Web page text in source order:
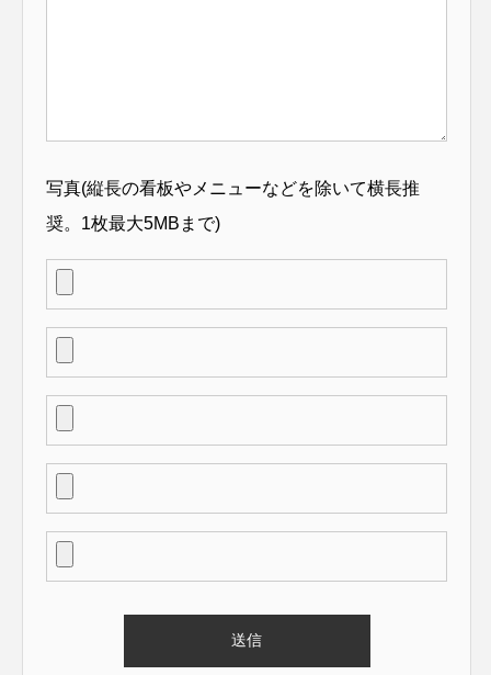
写真(縦長の看板やメニューなどを除いて横長推
奨。1枚最大5MBまで)